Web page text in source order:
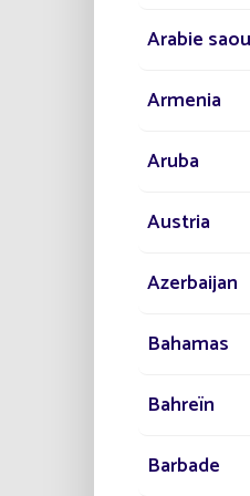
Arabie
Armenia
Aruba
Austria
Azerbaijan
Bahamas
Bahreïn
Barbade